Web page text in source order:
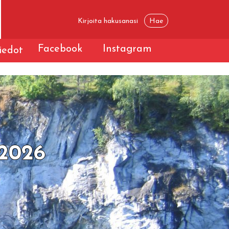
Facebook Instagram